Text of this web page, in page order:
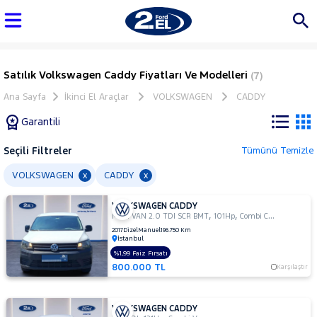
Satılık Volkswagen Caddy Fiyatları Ve Modelleri (7)
Ana Sayfa İkinci El Araçlar VOLKSWAGEN CADDY
Garantili
Tüm
Araçlar
AUDI
BMC
BMW
BYD
Seçili Filtreler Tümünü Temizle
VOLKSWAGEN x CADDY x
VOLKSWAGEN CADDY
MAXI VAN 2.0 TDI SCR BMT,101Hp,Combi Camlı
2017DizelManuel196.750 Km
İstanbul
800.000 TL Karşılaştır
%1,99 Faiz Fırsatı
VOLKSWAGEN CADDY